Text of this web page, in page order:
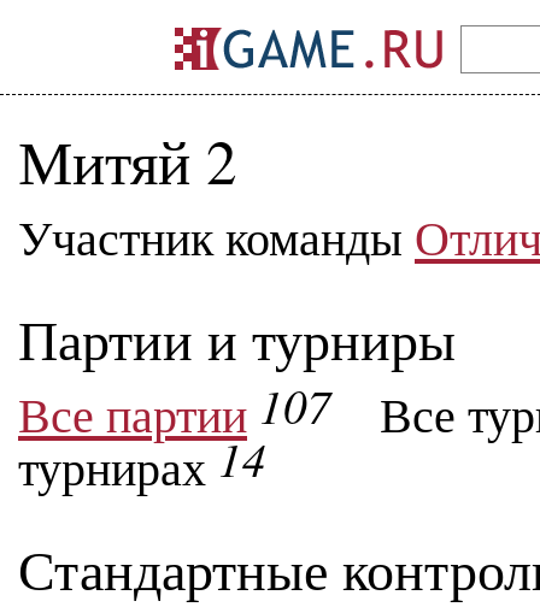
Митяй 2
Участник команды
Партии и турниры
Все партии 107
Все
турнирах14
Стандартные